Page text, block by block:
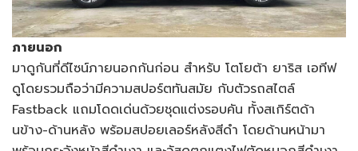
ภายนอก
มาดูกันที่ดีไซน์ภายนอกกันก่อน สำหรับ โตโยต้า ยาริส เอทีฟ
ดูโดยรวมถือว่ามีความสปอร์ตทันสมัย กับตัวรถสไตล์
Fastback แถมโดดเด่นด้วยชุดแต่งรอบคัน ทั้งสเกิร์ตด้า
นข้าง-ด้านหลัง พร้อมสปอยเลอร์หลังสีดำ โดยด้านหน้ามา